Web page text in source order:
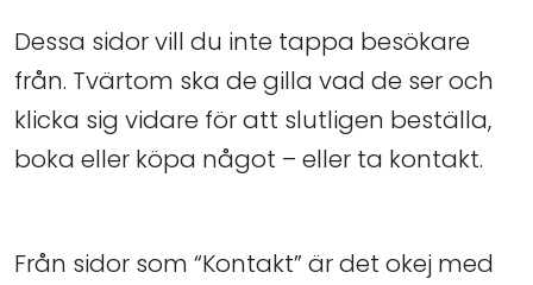
Dessa sidor vill du inte tappa besökare
från. Tvärtom ska de gilla vad de ser och
klicka sig vidare för att slutligen beställa,
boka eller köpa något – eller ta kontakt.
Från sidor som “Kontakt” är det okej med